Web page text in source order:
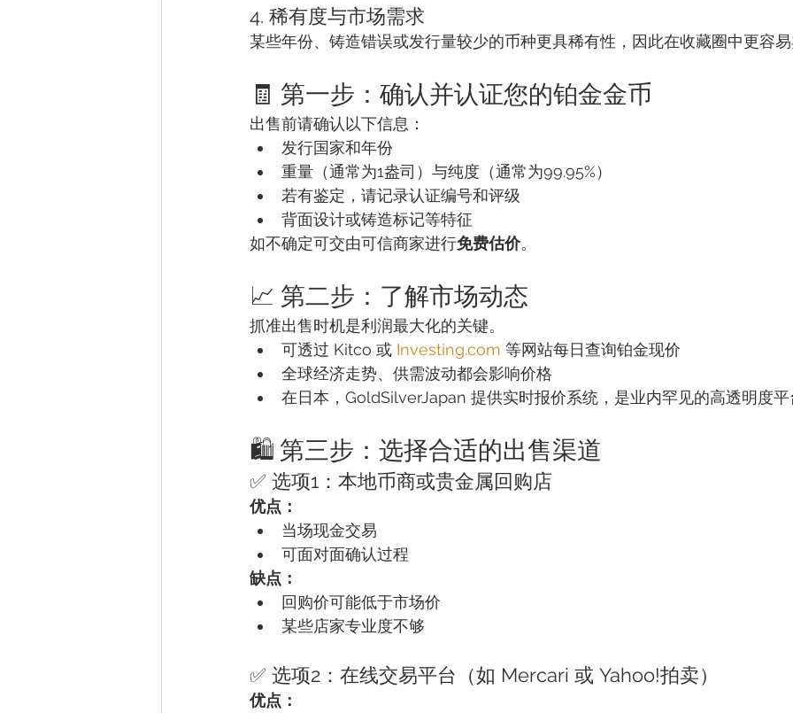
4. 稀有度与市场需求
某些年份、铸造错误或发行量较少的币种更具稀有性，因此在收藏圈中更容
🧾 第一步：确认并认证您的铂金金币
出售前请确认以下信息：
发行国家和年份
重量（通常为1盎司）与纯度（通常为99.95%）
若有鉴定，请记录认证编号和评级
背面设计或铸造标记等特征
如不确定可交由可信商家进行免费估价。
📈 第二步：了解市场动态
抓准出售时机是利润最大化的关键。
可透过 Kitco 或 Investing.com 等网站每日查询铂金现价
全球经济走势、供需波动都会影响价格
在日本，GoldSilverJapan 提供实时报价系统，是业内罕见的高透明度
🛍️ 第三步：选择合适的出售渠道
✅ 选项1：本地币商或贵金属回购店
优点：
当场现金交易
可面对面确认过程
缺点：
回购价可能低于市场价
某些店家专业度不够
✅ 选项2：在线交易平台（如 Mercari 或 Yahoo!拍卖）
优点：